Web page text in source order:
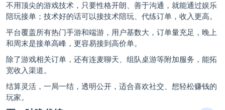
不用顶尖的游戏技术，只要性格开朗、善于沟通，就能通过娱乐
陪玩接单；技术好的话可以接技术陪玩、代练订单，收入更高。
平台覆盖所有热门手游和端游，用户基数大，订单量充足，晚上
和周末是接单高峰，更容易接到高价单。
除了游戏相关订单，还有连麦聊天、组队桌游等附加服务，能拓
宽收入渠道。
结算灵活，一局一结，透明公开，适合喜欢社交、想轻松赚钱的
玩家。